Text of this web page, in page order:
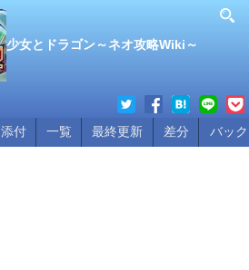
少女とドラゴン～ネオ攻略Wiki～
添付 一覧 最終更新 差分 バッ